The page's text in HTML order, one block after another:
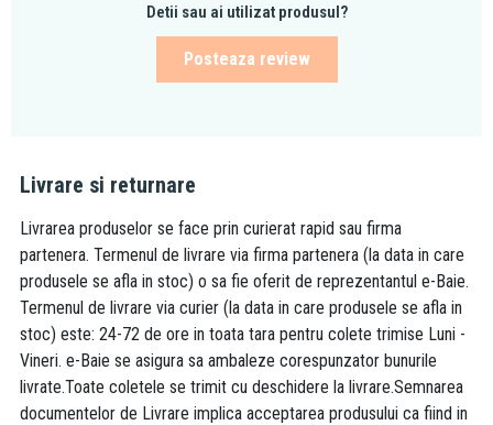
Detii sau ai utilizat produsul?
Posteaza review
Livrare si returnare
Livrarea produselor se face prin curierat rapid sau firma
partenera. Termenul de livrare via firma partenera (la data in care
produsele se afla in stoc) o sa fie oferit de reprezentantul e-Baie.
Termenul de livrare via curier (la data in care produsele se afla in
stoc) este: 24-72 de ore in toata tara pentru colete trimise Luni -
Vineri. e-Baie se asigura sa ambaleze corespunzator bunurile
livrate.Toate coletele se trimit cu deschidere la livrare.Semnarea
documentelor de Livrare implica acceptarea produsului ca fiind in